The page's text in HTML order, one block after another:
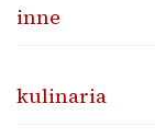
inne
kulinaria